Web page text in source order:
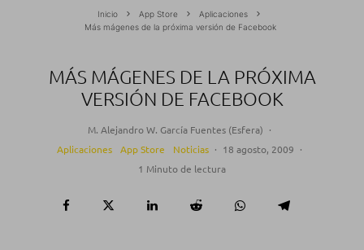
Inicio App Store
Aplicaciones
Más mágenes de la próxima versión de Facebook
MÁS MÁGENES DE LA PRÓXIMA
VERSIÓN DE FACEBOOK
M. Alejandro W. García Fuentes (Esfera) ·
Aplicaciones
App Store Noticias · 18 agosto, 2009 ·
1 Minuto de lectura